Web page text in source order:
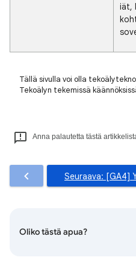
iät,
Tällä sivulla voi olla
Tekoälyn tekemissä
Anna palautetta tästä
Seuraava: [GA4]
Oliko tästä apua?